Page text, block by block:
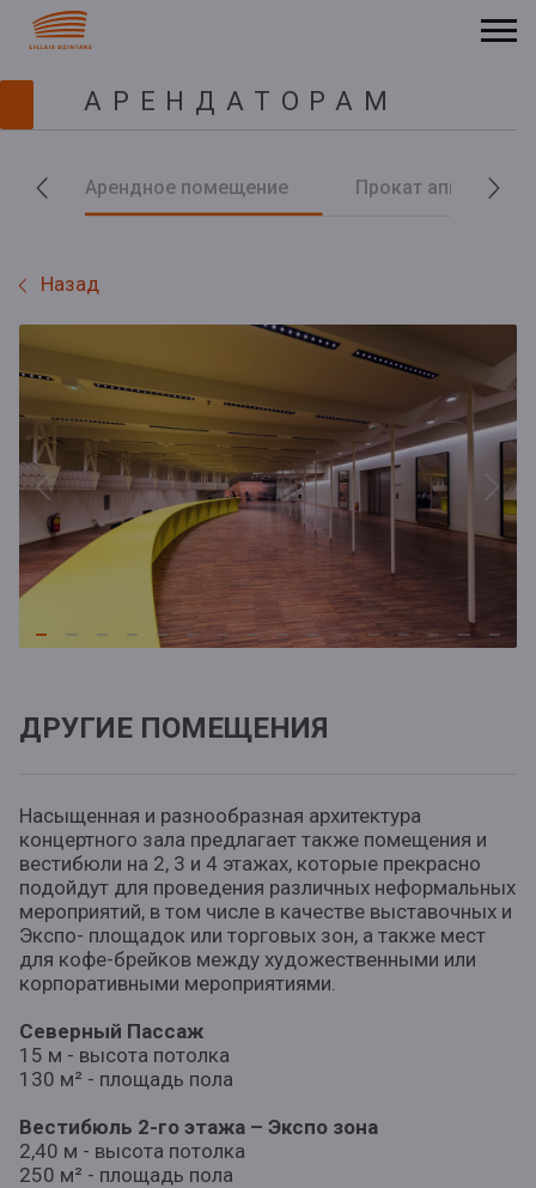
АРЕНДАТОРАМ
Арендное помещение Прокат аппаратуры
Назад
Previous Next
ДРУГИЕ ПОМЕЩЕНИЯ
Насыщенная и разнообразная архитектура
концертного зала предлагает также помещения и
вестибюли на 2, 3 и 4 этажах, которые прекрасно
подойдут для проведения различных неформальных
мероприятий, в том числе в качестве выставочных и
Экспо- площадок или торговых зон, а также мест
для кофе-брейков между художественными или
корпоративными мероприятиями.
Северный Пассаж
15 м - высота потолка
130 м² - площадь пола
Вестибюль 2-го этажа – Экспо зона
2,40 м - высота потолка
250 м² - площадь пола